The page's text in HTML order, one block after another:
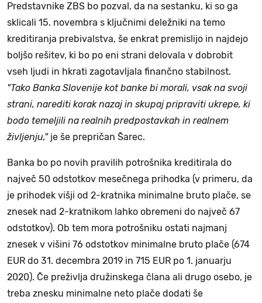
Predstavnike ZBS bo pozval, da na sestanku, ki so ga
sklicali 15. novembra s ključnimi deležniki na temo
kreditiranja prebivalstva, še enkrat premislijo in najdejo
boljšo rešitev, ki bo po eni strani delovala v dobrobit
vseh ljudi in hkrati zagotavljala finančno stabilnost.
"Tako Banka Slovenije kot banke bi morali, vsak na svoji
strani, narediti korak nazaj in skupaj pripraviti ukrepe, ki
bodo temeljili na realnih predpostavkah in realnem
življenju,"je še prepričan Šarec.
Banka bo po novih pravilih potrošnika kreditirala do
največ 50 odstotkov mesečnega prihodka (v primeru, da
je prihodek višji od 2-kratnika minimalne bruto plače, se
znesek nad 2-kratnikom lahko obremeni do največ 67
odstotkov). Ob tem mora potrošniku ostati najmanj
znesek v višini 76 odstotkov minimalne bruto plače (674
EUR do 31. decembra 2019 in 715 EUR po 1. januarju
2020). Če preživlja družinskega člana ali drugo osebo, je
treba znesku minimalne neto plače dodati še